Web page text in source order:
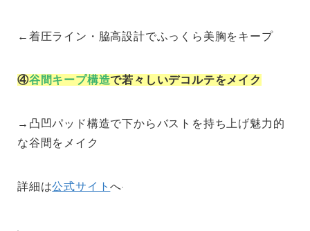
←着圧ライン・脇高設計でふっくら美胸をキープ
④谷間キープ構造で若々しいデコルテをメイク
→凸凹パッド構造で下からバストを持ち上げ魅力的
な谷間をメイク
詳細は公式サイトへ